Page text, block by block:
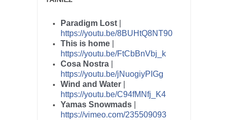
Paradigm Lost
https://youtu.be/8BUHtQ8NT90
This is home
https://youtu.be/FtCbBnVbj_k
Cosa Nostra
https://youtu.be/jNuogiyPIGg
Wind and Water
https://youtu.be/C94fMNfj_K4
Yamas Snowmads
https://vimeo.com/235509093